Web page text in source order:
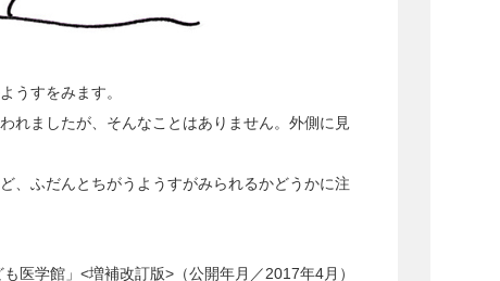
うすをみます。
れましたが、そんなことはありません。外側に見
、ふだんとちがうようすがみられるかどうかに注
医学館」<増補改訂版>（公開年月／2017年4月）